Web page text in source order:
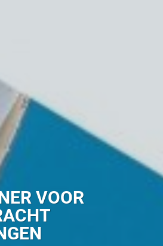
VOOR